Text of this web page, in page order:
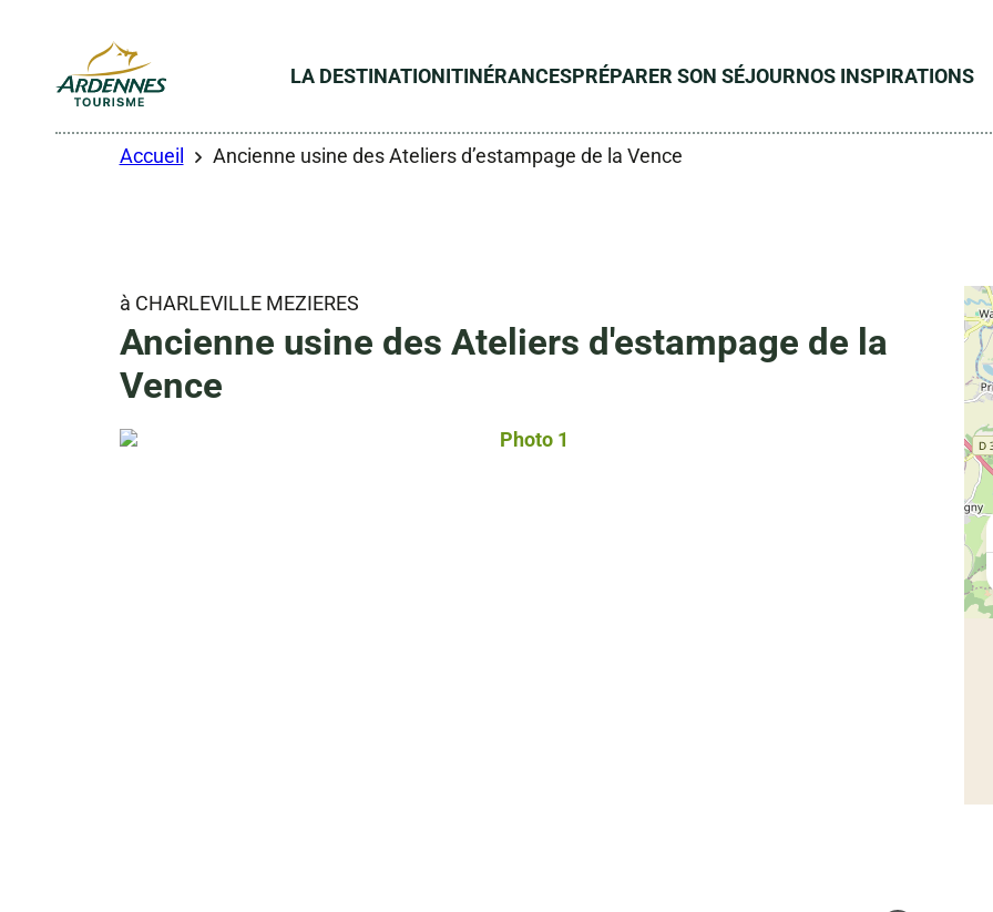
LA DESTINATIONITINÉRANCESPRÉPARER SON SÉJOURNOS INSPIRATIONS
Accueil Ancienne usine des Ateliers d’estampage de la Vence
à CHARLEVILLE MEZIERES
Ancienne usine des Ateliers d'estampage de la
Vence
Photo 1, © Droits gérés – Marasi Julien